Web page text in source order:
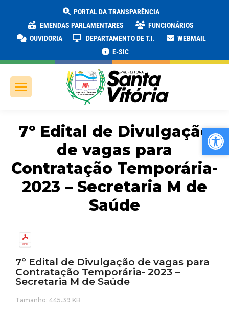
PORTAL DA TRANSPARÊNCIA
EMENDAS PARLAMENTARES
FUNCIONÁRIOS
OUVIDORIA
DEPARTAMENTO DE T.I.
WEBMAIL
E-SIC
7º Edital de Divulgação
de vagas para
Contratação Temporária-
2023 – Secretaria M de
Saúde
7º Edital de Divulgação de vagas para
Contratação Temporária- 2023 –
Secretaria M de Saúde
Tamanho: 445.39 KB